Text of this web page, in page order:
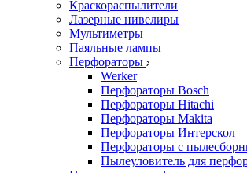
Краскораспылители
Лазерные нивелиры
Мультиметры
Паяльные лампы
Перфораторы
Werker
Перфораторы Bosch
Перфораторы Hitachi
Перфораторы Makita
Перфораторы Интерскол
Перфораторы с
Пылеуловитель для